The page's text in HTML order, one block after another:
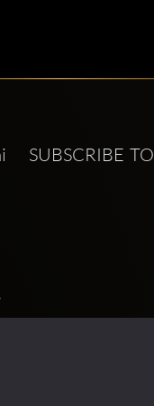
SUBSCRIBE TO